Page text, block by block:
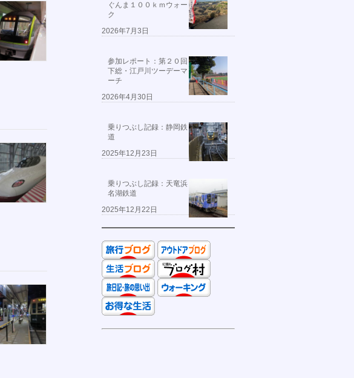
ぐんま１００ｋｍウォー
ク
2026年7月3日
参加レポート：第２０回
下総・江戸川ツーデーマ
ーチ
2026年4月30日
乗りつぶし記録：静岡鉄
道
2025年12月23日
乗りつぶし記録：天竜浜
名湖鉄道
2025年12月22日